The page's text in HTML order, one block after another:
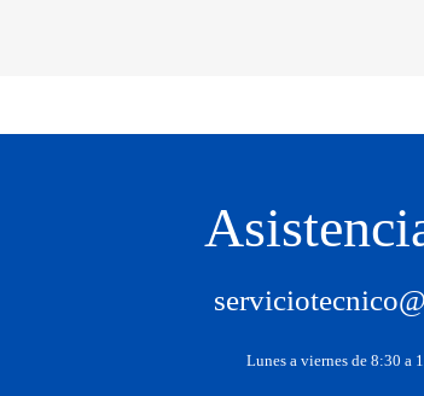
Lunes a viernes de 8:30 a